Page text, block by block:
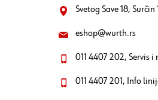
Svetog Save 18, Surčin
eshop@wurth.rs
011 4407 202, Servis
011 4407 201, Info